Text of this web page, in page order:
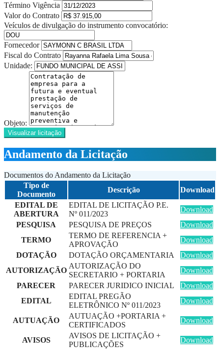
Término Vigência
Valor do Contrato
Veículos de divulgação do instrumento convocatório:
Fornecedor
Fiscal do Contrato
Unidade:
Objeto:
Visualizar licitação
Andamento da Licitação
Documentos do Andamento da Licitação
Tipo de
Documento
Descrição
Download
EDITAL DE
ABERTURA
EDITAL DE LICITAÇÃO P.E.
Nº 011/2023
Download
PESQUISA
PESQUISA DE PREÇOS
Download
TERMO
TERMO DE REFERENCIA +
APROVAÇÃO
Download
DOTAÇÃO
DOTAÇÃO ORÇAMENTARIA
Download
AUTORIZAÇÃO
AUTORIZAÇÃO DO
SECRETARIO + PORTARIA
Download
PARECER
PARECER JURIDICO INICIAL
Download
EDITAL
EDITAL PREGÃO
ELETRÔNICO Nº 011/2023
Download
AUTUAÇÃO
AUTUAÇÃO +PORTARIA +
CERTIFICADOS
Download
AVISOS
AVISOS DE LICITAÇÃO +
PUBLICAÇÕES
Download